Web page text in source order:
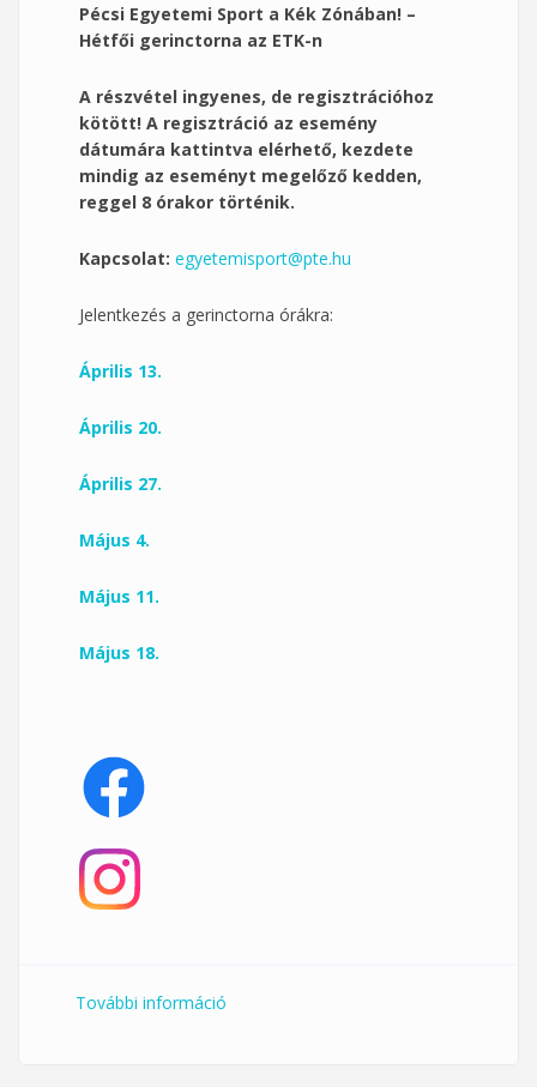
Pécsi Egyetemi Sport a Kék Zónában! –
Hétfői gerinctorna az ETK-n
A részvétel ingyenes, de regisztrációhoz
kötött! A regisztráció az esemény
dátumára kattintva elérhető, kezdete
mindig az eseményt megelőző kedden,
reggel 8 órakor történik.
Kapcsolat: egyetemisport@pte.hu
Jelentkezés a gerinctorna órákra:
Április 13.
Április 20.
Április 27.
Május 4.
Május 11.
Május 18.
További információ